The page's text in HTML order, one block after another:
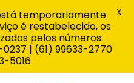
temporariamente
é restabelecido, os
pelos números:
0237 | (61) 99633-2770
5016
X